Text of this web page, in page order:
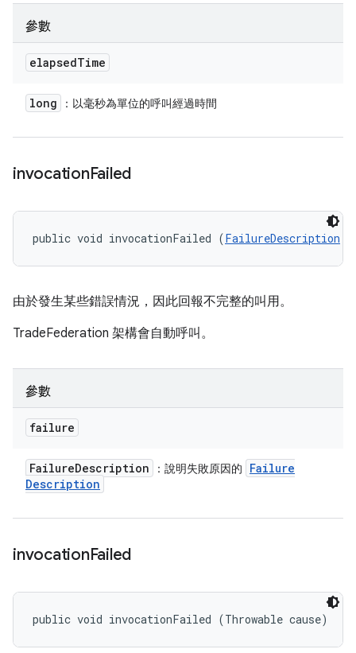
參數
elapsedTime
long ：以毫秒為單位的呼叫經過時間
invocationFailed
public void invocationFailed (FailureDescription
由於發生某些錯誤情況，因此回報不完整的叫用。
TradeFederation 架構會自動呼叫。
參數
failure
FailureDescription ：說明失敗原因的
Failure
Description
invocationFailed
public void invocationFailed (Throwable cause)